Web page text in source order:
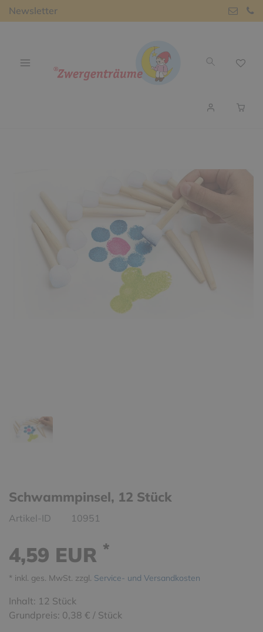
Newsletter
Schwammpinsel, 12 Stück
Artikel-ID 10951
4,59 EUR *
* inkl. ges. MwSt. zzgl. Service- und Versandkosten
Inhalt: 12 Stück
Grundpreis: 0,38 € / Stück